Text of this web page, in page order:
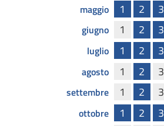
maggio 1 2 3
giugno 1 2 3
luglio 1 2 3
agosto 1 2 3
settembre 1 2 3
ottobre 1 2 3